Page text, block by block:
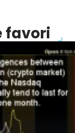
favori